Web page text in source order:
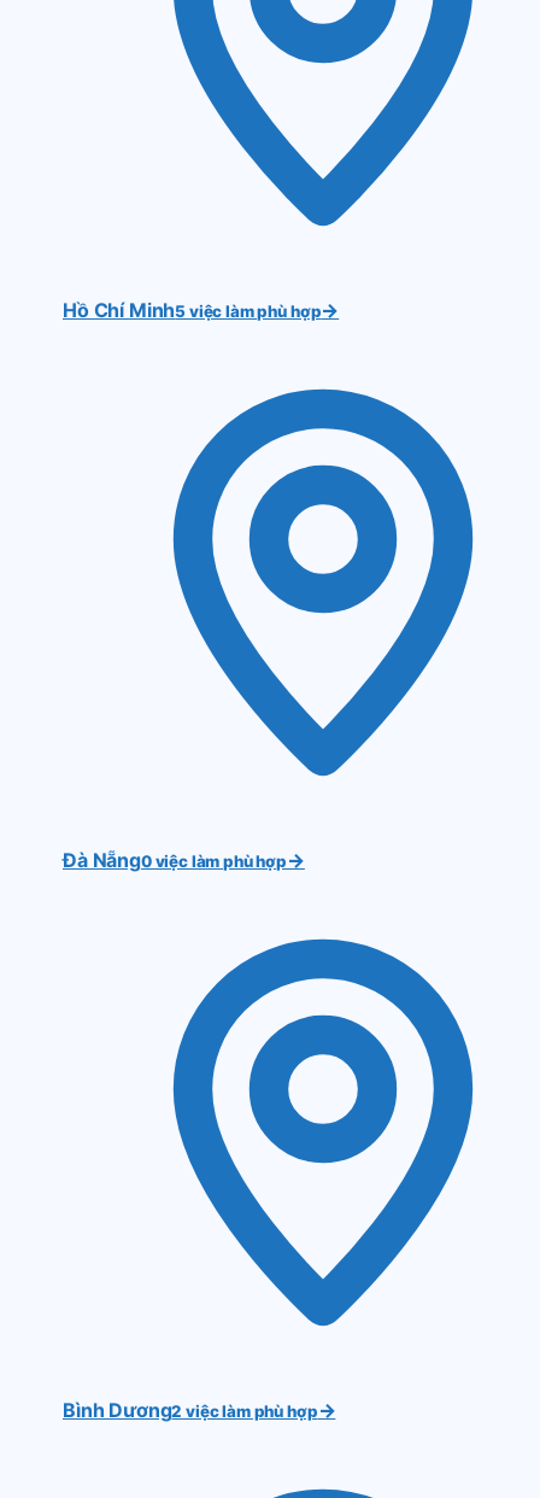
Hồ Chí Minh5 việc làm phù hợp→
Đà Nẵng0 việc làm phù hợp→
Bình Dương2 việc làm phù hợp→